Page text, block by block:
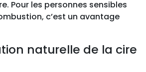
Pour les personnes sensibles
c’est un avantage
naturelle de la cire